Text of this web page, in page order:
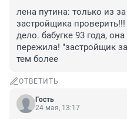
лена путина: только из
застройщика
дело. бабугке 93 года,
пережила! "застройщик
тем более
ОТВЕТИТЬ
Гость
24 мая, 13:17